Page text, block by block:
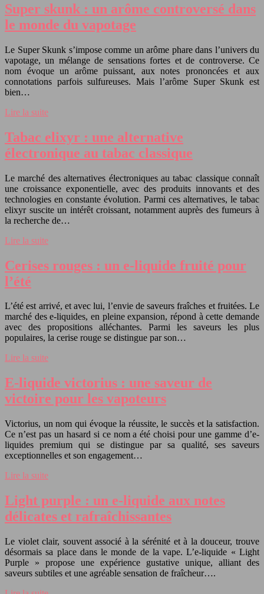
Super skunk : un arôme controversé dans
le monde du vapotage
Le Super Skunk s’impose comme un arôme phare dans l’univers du
vapotage, un mélange de sensations fortes et de controverse. Ce
nom évoque un arôme puissant, aux notes prononcées et aux
connotations parfois sulfureuses. Mais l’arôme Super Skunk est
bien…
Lire la suite
Tabac elixyr : une alternative
électronique au tabac classique
Le marché des alternatives électroniques au tabac classique connaît
une croissance exponentielle, avec des produits innovants et des
technologies en constante évolution. Parmi ces alternatives, le tabac
elixyr suscite un intérêt croissant, notamment auprès des fumeurs à
la recherche de…
Lire la suite
Cerises rouges : un e-liquide fruité pour
l’été
L’été est arrivé, et avec lui, l’envie de saveurs fraîches et fruitées. Le
marché des e-liquides, en pleine expansion, répond à cette demande
avec des propositions alléchantes. Parmi les saveurs les plus
populaires, la cerise rouge se distingue par son…
Lire la suite
E-liquide victorius : une saveur de
victoire pour les vapoteurs
Victorius, un nom qui évoque la réussite, le succès et la satisfaction.
Ce n’est pas un hasard si ce nom a été choisi pour une gamme d’e-
liquides premium qui se distingue par sa qualité, ses saveurs
exceptionnelles et son engagement…
Lire la suite
Light purple : un e-liquide aux notes
délicates et rafraîchissantes
Le violet clair, souvent associé à la sérénité et à la douceur, trouve
désormais sa place dans le monde de la vape. L’e-liquide « Light
Purple » propose une expérience gustative unique, alliant des
saveurs subtiles et une agréable sensation de fraîcheur….